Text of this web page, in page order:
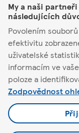
My a naši
následujících
Povolením
efektivitu
uživatelské
informacím ve
poloze a
Zodpovědnost
Tesco
Pomůžeme vám
Co nabízíme
Podmínky a